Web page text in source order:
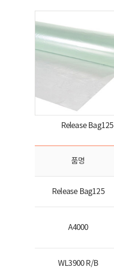
Release Bag125
품명
Release Bag125
A4000
WL3900 R/B